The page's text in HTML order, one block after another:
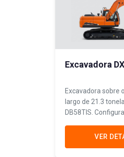
Excavadora
Excavadora sobre
largo de 21.3
DB58TIS.
canales y trabajos
VER